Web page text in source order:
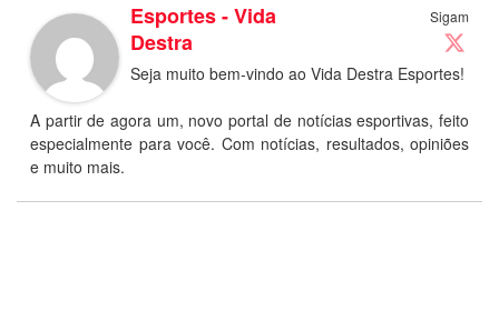
Sigam
Esportes - Vida
Destra
Seja muito bem-vindo ao Vida Destra Esportes!
A partir de agora um, novo portal de notícias esportivas, feito
especialmente para você. Com notícias, resultados, opiniões
e muito mais.